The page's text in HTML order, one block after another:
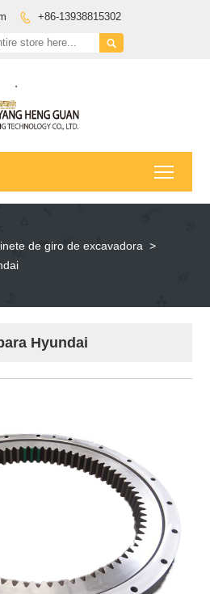
 +86-13938815302

de giro de excavadora >
Hyundai